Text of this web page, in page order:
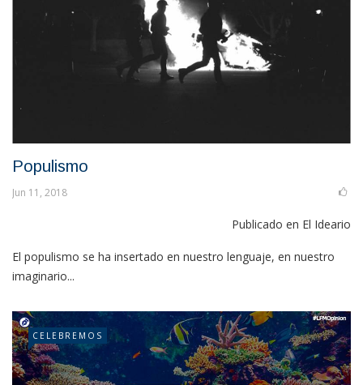
Populismo
Jun 11, 2018
Publicado en El Ideario
El populismo se ha insertado en nuestro lenguaje, en nuestro
imaginario...
CELEBREMOS